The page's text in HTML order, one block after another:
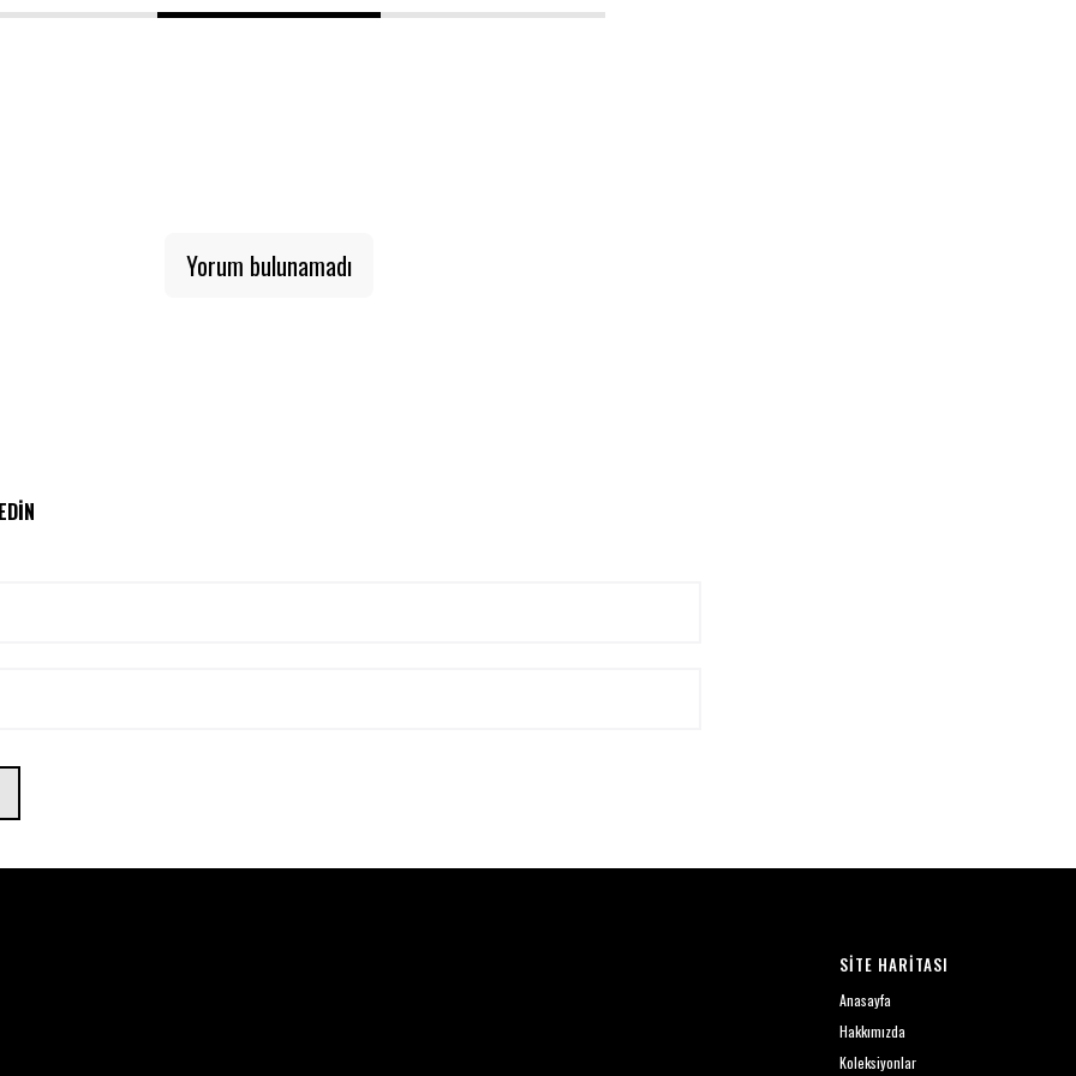
1 2 3
Yorum bulunamadı
SİTE HARİTASI
Anasayfa
Hakkımızda
Koleksiyonlar